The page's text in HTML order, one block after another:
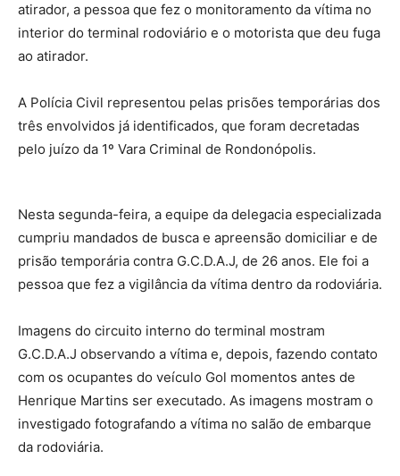
atirador, a pessoa que fez o monitoramento da vítima no
interior do terminal rodoviário e o motorista que deu fuga
ao atirador.
A Polícia Civil representou pelas prisões temporárias dos
três envolvidos já identificados, que foram decretadas
pelo juízo da 1º Vara Criminal de Rondonópolis.
Nesta segunda-feira, a equipe da delegacia especializada
cumpriu mandados de busca e apreensão domiciliar e de
prisão temporária contra G.C.D.A.J, de 26 anos. Ele foi a
pessoa que fez a vigilância da vítima dentro da rodoviária.
Imagens do circuito interno do terminal mostram
G.C.D.A.J observando a vítima e, depois, fazendo contato
com os ocupantes do veículo Gol momentos antes de
Henrique Martins ser executado. As imagens mostram o
investigado fotografando a vítima no salão de embarque
da rodoviária.